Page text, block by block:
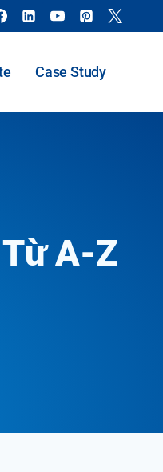
Case Study
Từ A-Z